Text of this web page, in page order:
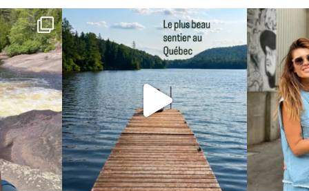
version
Et si je te disais qu’il existe un sentier où
126 37
Montréal,